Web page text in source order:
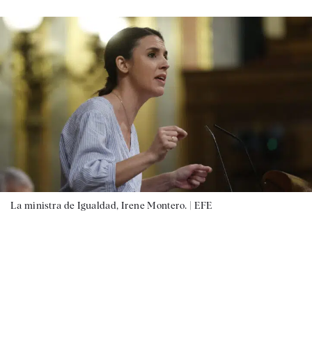
La ministra de Igualdad, Irene Montero. | EFE